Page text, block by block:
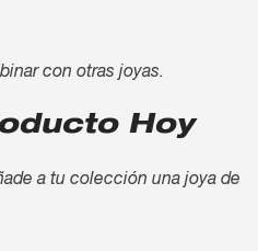
con otras joyas.
Hoy
a tu colección una joya de